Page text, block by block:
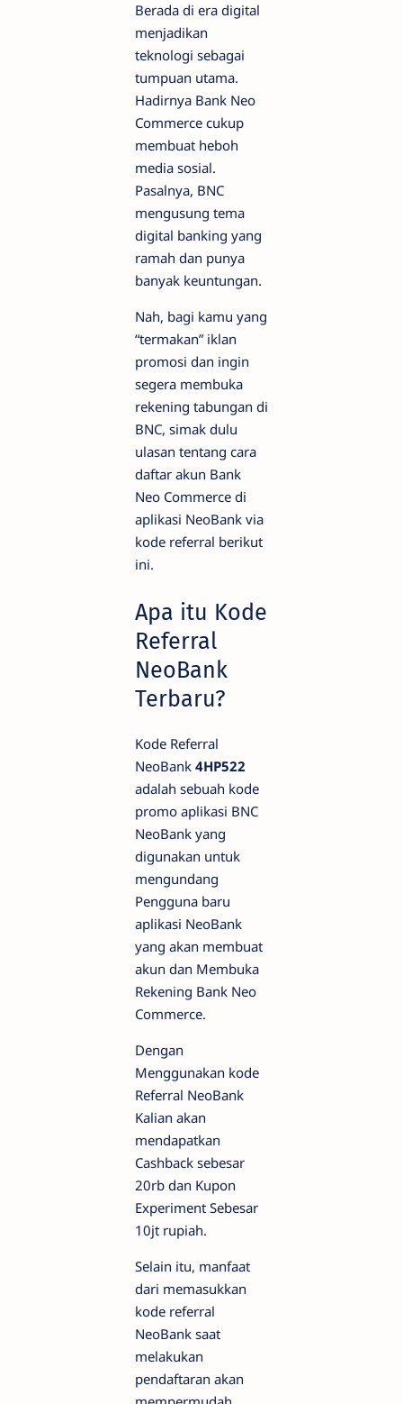
Berada di era digital
menjadikan
teknologi sebagai
tumpuan utama.
Hadirnya Bank Neo
Commerce cukup
membuat heboh
media sosial.
Pasalnya, BNC
mengusung tema
digital banking yang
ramah dan punya
banyak keuntungan.
Nah, bagi kamu yang
“termakan” iklan
promosi dan ingin
segera membuka
rekening tabungan di
BNC, simak dulu
ulasan tentang cara
daftar akun Bank
Neo Commerce di
aplikasi NeoBank via
kode referral berikut
ini.
Apa itu Kode
Referral
NeoBank
Terbaru?
Kode Referral
NeoBank 4HP522
adalah sebuah kode
promo aplikasi BNC
NeoBank yang
digunakan untuk
mengundang
Pengguna baru
aplikasi NeoBank
yang akan membuat
akun dan Membuka
Rekening Bank Neo
Commerce.
Dengan
Menggunakan kode
Referral NeoBank
Kalian akan
mendapatkan
Cashback sebesar
20rb dan Kupon
Experiment Sebesar
10jt rupiah.
Selain itu, manfaat
dari memasukkan
kode referral
NeoBank saat
melakukan
pendaftaran akan